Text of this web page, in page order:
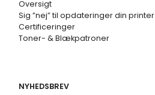
Oversigt
Sig ”nej” til opdateringer din printer
Certificeringer
Toner- & Blækpatroner
NYHEDSBREV